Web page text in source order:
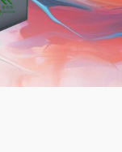
mbshou
se.com